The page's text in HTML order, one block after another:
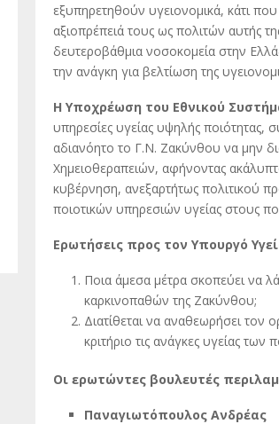
εξυπηρετηθούν υγειονομικά, κάτι
αξιοπρέπειά τους ως πολιτών αυτής
δευτεροβάθμια νοσοκομεία στην
την ανάγκη για βελτίωση της
Η Υποχρέωση του Εθνικού
υπηρεσίες υγείας υψηλής
αδιανόητο το Γ.Ν. Ζακύνθου να μην
Χημειοθεραπειών, αφήνοντας
κυβέρνηση, ανεξαρτήτως πολιτικού
ποιοτικών υπηρεσιών υγείας στους
Ερωτήσεις προς τον Υπουργό
Ποια άμεσα μέτρα σκοπεύει να
καρκινοπαθών της Ζακύνθου;
Διατίθεται να αναθεωρήσει
κριτήριο τις ανάγκες υγείας των
Οι ερωτώντες βουλευτές
Παναγιωτόπουλος Ανδρέας